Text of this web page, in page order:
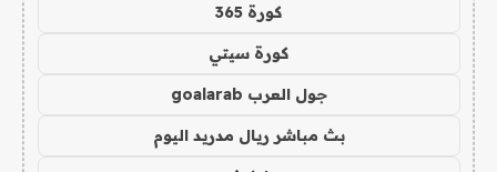
كورة 365
كورة سيتي
جول العرب goalarab
بث مباشر ريال مدريد اليوم